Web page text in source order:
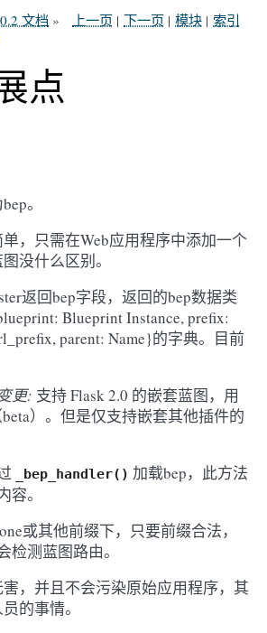
索引
模块 |
下一页 |
上一页 |
文档 »
点
。
，只需在Web应用程序中添加一个
没什么区别。
返回bep字段，返回的bep数据类
Blueprint Instance, prefix:
parent: Name}的字典。目前
更: 支持 Flask 2.0 的嵌套蓝图，用
）。但是仅支持嵌套其他插件的
_bep_handler() 加载bep，此方法
容。
或其他前缀下，只要前缀合法，
检测蓝图路由。
，并且不会污染原始应用程序，其
的事情。